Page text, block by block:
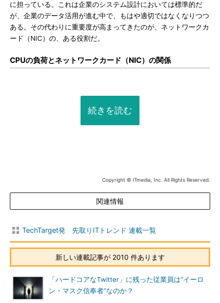
に担っている。これは企業のシステム設計においては標準的だ
が、企業のデータ活用が進む中で、もはや適切ではなくなりつつ
ある。その代わりに重要度が高まってきたのが、ネットワークカ
ード（NIC）の、ある役割だ。
CPUの負荷とネットワークカード（NIC）の関係
続きを読む
Copyright © ITmedia, Inc. All Rights Reserved.
関連情報
TechTarget発 先取りITトレンド 連載一覧
新しい連載記事が 2010 件あります
「ハードコアなTwitter」に残った従業員は“イーロ
ン・マスク信奉者”なのか？